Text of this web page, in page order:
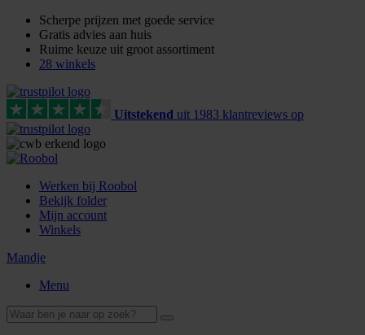
Scherpe prijzen met goede service
Gratis advies aan huis
Ruime keuze uit groot assortiment
28 winkels
Uitstekend uit 1983 klantreviews op
Werken bij Roobol
Bekijk folder
Mijn account
Winkels
Mandje
Menu